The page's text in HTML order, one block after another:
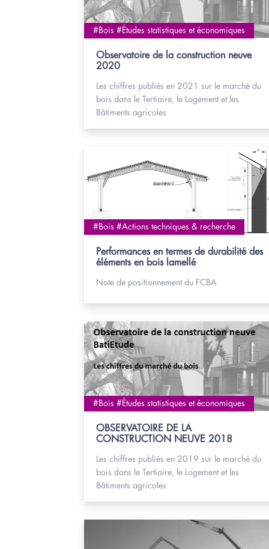
#Bois #Études statistiques et économiques
Observatoire de la construction neuve
2020
Les chiffres publiés en 2021 sur le marché du
bois dans le Tertiaire, le Logement et les
Bâtiments agricoles
#Bois #Actions techniques & recherche
Performances en termes de durabilité des
éléments en bois lamellé
Note de positionnement du FCBA
#Bois #Études statistiques et économiques
OBSERVATOIRE DE LA
CONSTRUCTION NEUVE 2018
Les chiffres publiés en 2019 sur le marché du
bois dans le Tertiaire, le Logement et les
Bâtiments agricoles